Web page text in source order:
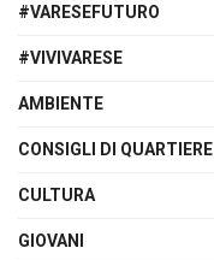
#VARESEFUTURO
#VIVIVARESE
AMBIENTE
CONSIGLI DI QUARTIERE
CULTURA
GIOVANI